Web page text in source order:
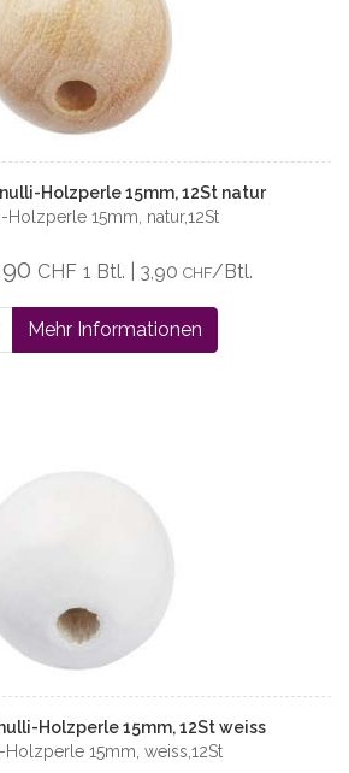
Holzperle 15mm, 12St natur
Holzperle 15mm, natur,12St
CHF 1 Btl. | 3,90 CHF/Btl.
Mehr Informationen
Holzperle 15mm, 12St weiss
Holzperle 15mm, weiss,12St